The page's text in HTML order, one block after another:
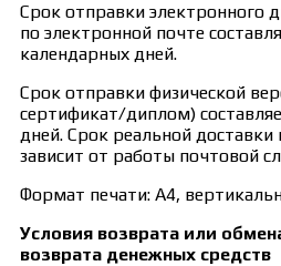
Срок отправки электронного
по электронной почте
календарных дней.
Срок отправки физической
сертификат/диплом)
дней. Срок реальной доставки
зависит от работы почтовой
Формат печати: А4,
Условия возврата или
возврата денежных средств